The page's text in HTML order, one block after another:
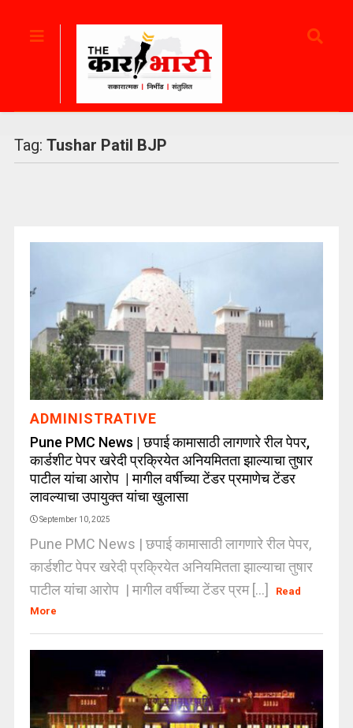
Tag: Tushar Patil BJP
ADMINISTRATIVE
Pune PMC News | छपाई कामासाठी लागणारे रील पेपर,
कार्डशीट पेपर खरेदी प्रक्रियेत अनियमितता झाल्याचा तुषार
पाटील यांचा आरोप | मागील वर्षीच्या टेंडर प्रमाणेच टेंडर
लावल्याचा उपायुक्त यांचा खुलासा
September 10, 2025
Pune PMC News | छपाई कामासाठी लागणारे रील पेपर,
कार्डशीट पेपर खरेदी प्रक्रियेत अनियमितता झाल्याचा तुषार
पाटील यांचा आरोप | मागील वर्षीच्या टेंडर प्रम [...]
Read
More